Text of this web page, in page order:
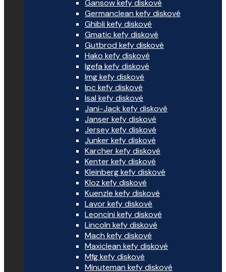
Gansow kefy diskové
Germanclean kefy diskové
Ghibli kefy diskové
Gmatic kefy diskové
Gutbrod kefy diskové
Hako kefy diskové
Igefa kefy diskové
Img kefy diskové
Ipc kefy diskové
Isal kefy diskové
Jani-Jack kefy diskové
Janser kefy diskové
Jersey kefy diskové
Junker kefy diskové
Karcher kefy diskové
Kenter kefy diskové
Kleinberg kefy diskové
Kloz kefy diskové
Kuenzle kefy diskové
Lavor kefy diskové
Leoncini kefy diskové
Lincoln kefy diskové
Mach kefy diskové
Maxiclean kefy diskové
Mfg kefy diskové
Minuteman kefy diskové